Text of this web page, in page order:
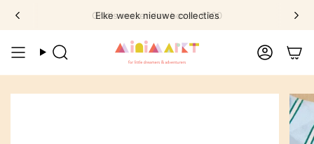
naar
Gratis verzenden boven €100
Elke week nieuwe collecties
Zoek Account